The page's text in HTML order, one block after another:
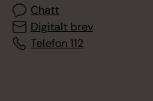
Chatt
Digitalt brev
Telefon 112